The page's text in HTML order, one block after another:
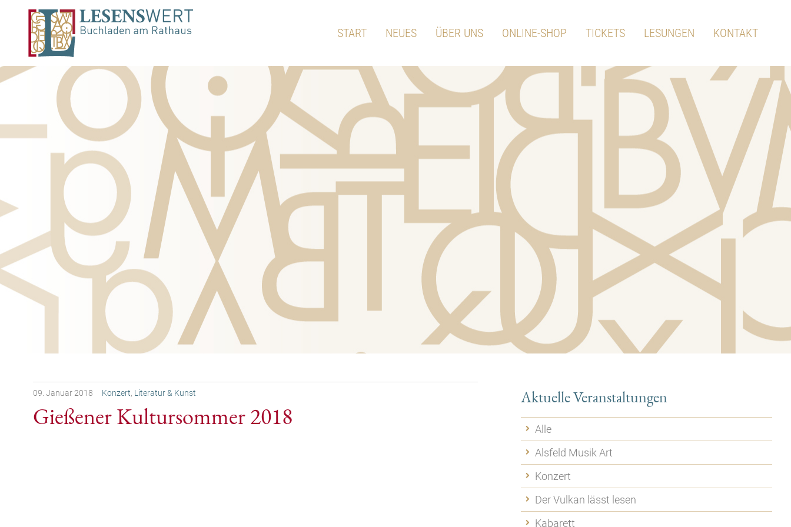
START NEUES ÜBER UNS ONLINE-SHOP TICKETS LESUNGEN KONTAKT
09. Januar 2018 Konzert, Literatur & Kunst
Gießener Kultursommer 2018
Aktuelle Veranstaltungen
Alle
Alsfeld Musik Art
Konzert
Der Vulkan lässt lesen
Kabarett